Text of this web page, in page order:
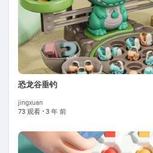
恐龙谷垂钓
jingxuan
73 观看 · 3 年 前